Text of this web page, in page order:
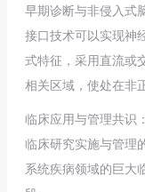
早期诊断与非侵入式
接口技术可以实现神
式特征，采用直流或
相关区域，使处在非
临床应用与管理共识
临床研究实施与管理
系统疾病领域的巨大